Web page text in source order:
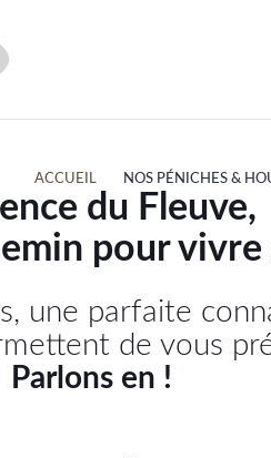
ACCUEIL NOS PÉNICHES &
du Fleuve,
pour vivre
une parfaite
de vous
Parlons en !